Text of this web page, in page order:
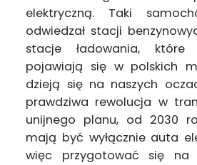
elektryczną. Taki
odwiedzał stacji
stacje ładowania, które
pojawiają się w polskich
dzieją się na naszych
prawdziwa rewolucja w
unijnego planu, od 2030
mają być wyłącznie auta
więc przygotować się